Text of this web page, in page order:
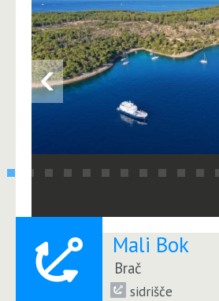
‹
Mali Bok
Brač
sidrišče